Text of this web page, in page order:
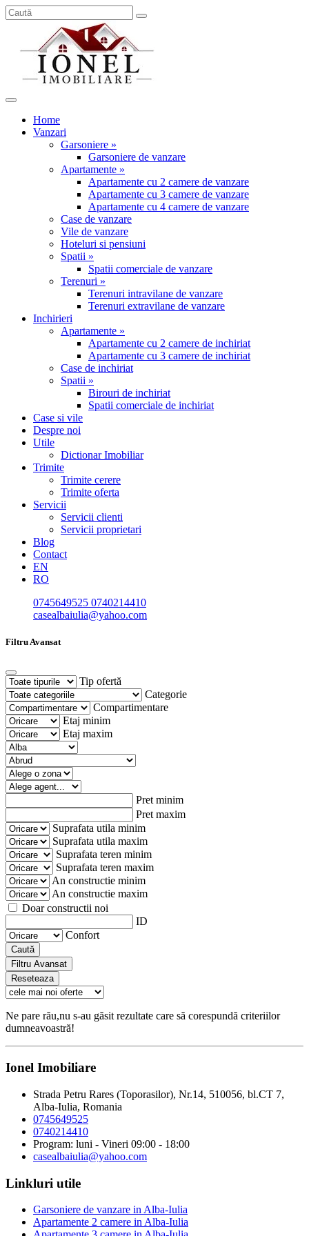
Home
Vanzari
Garsoniere »
Garsoniere de vanzare
Apartamente »
Apartamente cu 2 camere de vanzare
Apartamente cu 3 camere de vanzare
Apartamente cu 4 camere de vanzare
Case de vanzare
Vile de vanzare
Hoteluri si pensiuni
Spatii »
Spatii comerciale de vanzare
Terenuri »
Terenuri intravilane de vanzare
Terenuri extravilane de vanzare
Inchirieri
Apartamente »
Apartamente cu 2 camere de inchiriat
Apartamente cu 3 camere de inchiriat
Case de inchiriat
Spatii »
Birouri de inchiriat
Spatii comerciale de inchiriat
Case si vile
Despre noi
Utile
Dictionar Imobiliar
Trimite
Trimite cerere
Trimite oferta
Servicii
Servicii clienti
Servicii proprietari
Blog
Contact
EN
RO
0745649525 0740214410
casealbaiulia@yahoo.com
Filtru Avansat
Tip ofertă
Categorie
Compartimentare
Etaj minim
Etaj maxim
Pret minim
Pret maxim
Suprafata utila minim
Suprafata utila maxim
Suprafata teren minim
Suprafata teren maxim
An constructie minim
An constructie maxim
Doar constructii noi
ID
Confort
Caută
Filtru Avansat
Reseteaza
Ne pare rău,nu s-au găsit rezultate care să corespundă criteriilor
dumneavoastră!
Ionel Imobiliare
Strada Petru Rares (Toporasilor), Nr.14, 510056, bl.CT 7,
Alba-Iulia, Romania
0745649525
0740214410
Program: luni - Vineri 09:00 - 18:00
casealbaiulia@yahoo.com
Linkluri utile
Garsoniere de vanzare in Alba-Iulia
Apartamente 2 camere in Alba-Iulia